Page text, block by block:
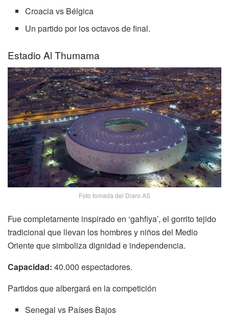
Croacia vs Bélgica
Un partido por los octavos de final.
Estadio Al Thumama
Foto tomada del Diaro AS
Fue completamente inspirado en ‘gahfiya’, el gorrito tejido
tradicional que llevan los hombres y niños del Medio
Oriente que simboliza dignidad e independencia.
Capacidad: 40.000 espectadores.
Partidos que albergará en la competición
Senegal vs Países Bajos